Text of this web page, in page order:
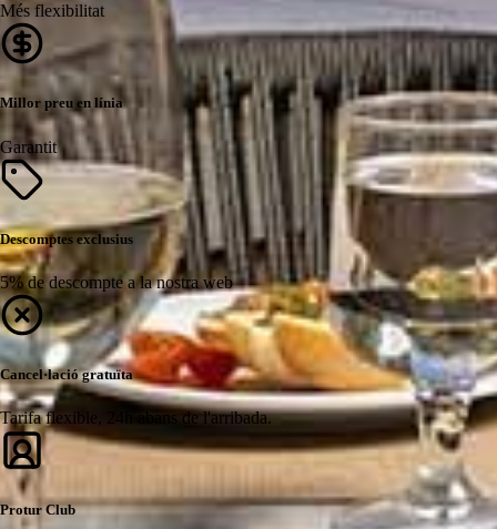
Més flexibilitat
Millor preu en línia
Garantit
Descomptes exclusius
5% de descompte a la nostra web
Cancel·lació gratuïta
Tarifa flexible, 24h abans de l'arribada.
Protur Club